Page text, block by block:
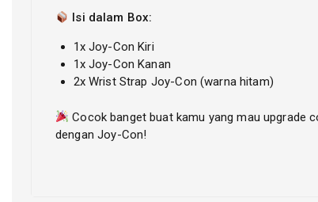
Isi dalam Box:
1x Joy-Con Kiri
1x Joy-Con Kanan
2x Wrist Strap Joy-Con (warna hitam)
Cocok banget buat kamu yang mau upgrade
dengan Joy-Con!